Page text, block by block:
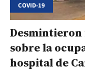
COVID-19
sobre la
hospital de